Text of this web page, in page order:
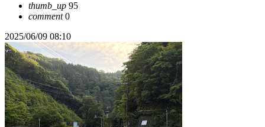
thumb_up 95
comment0
2025/06/09 08:10